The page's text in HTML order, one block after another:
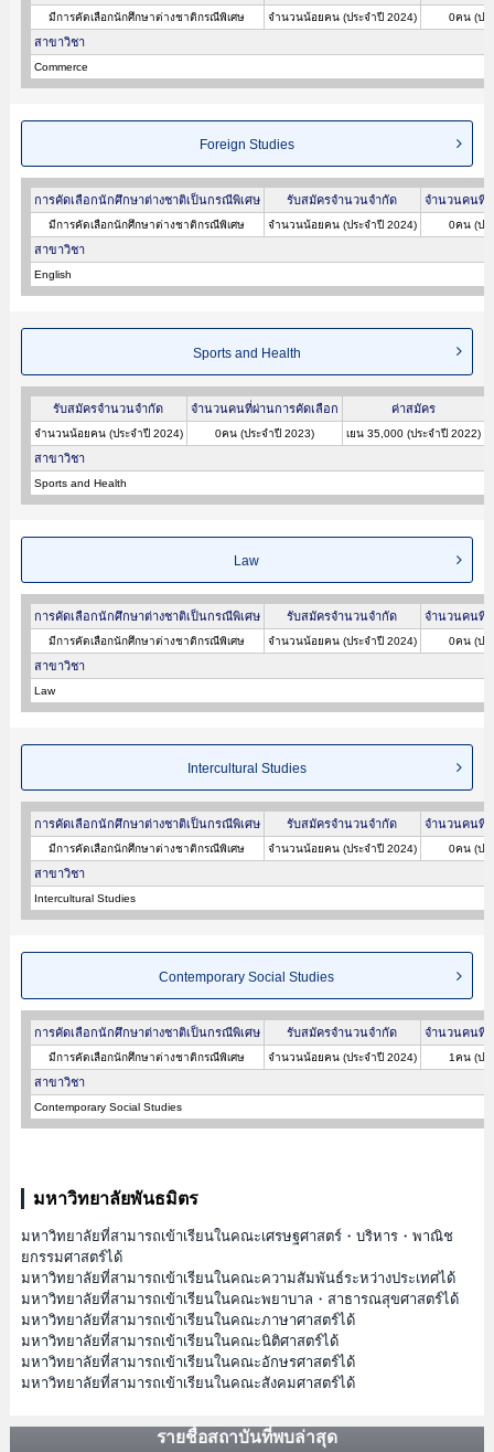
มีการคัดเลือกนักศึกษาต่างชาติกรณีพิเศษ จำนวนน้อยคน (ประจำปี 2024) 0คน (ปร
สาขาวิชา
Commerce
Foreign Studies
การคัดเลือกนักศึกษาต่างชาติเป็นกรณีพิเศษ รับสมัครจำนวนจำกัด จำนวนคนที่
มีการคัดเลือกนักศึกษาต่างชาติกรณีพิเศษ จำนวนน้อยคน (ประจำปี 2024) 0คน (ปร
สาขาวิชา
English
Sports and Health
รับสมัครจำนวนจำกัด จำนวนคนที่ผ่านการคัดเลือก ค่าสมัคร
จำนวนน้อยคน (ประจำปี 2024) 0คน (ประจำปี 2023) เยน 35,000 (ประจำปี 2022)
สาขาวิชา
Sports and Health
Law
การคัดเลือกนักศึกษาต่างชาติเป็นกรณีพิเศษ รับสมัครจำนวนจำกัด จำนวนคนที่
มีการคัดเลือกนักศึกษาต่างชาติกรณีพิเศษ จำนวนน้อยคน (ประจำปี 2024) 0คน (ปร
สาขาวิชา
Law
Intercultural Studies
การคัดเลือกนักศึกษาต่างชาติเป็นกรณีพิเศษ รับสมัครจำนวนจำกัด จำนวนคนที่
มีการคัดเลือกนักศึกษาต่างชาติกรณีพิเศษ จำนวนน้อยคน (ประจำปี 2024) 0คน (ปร
สาขาวิชา
Intercultural Studies
Contemporary Social Studies
การคัดเลือกนักศึกษาต่างชาติเป็นกรณีพิเศษ รับสมัครจำนวนจำกัด จำนวนคนที่
มีการคัดเลือกนักศึกษาต่างชาติกรณีพิเศษ จำนวนน้อยคน (ประจำปี 2024) 1คน (ปร
สาขาวิชา
Contemporary Social Studies
มหาวิทยาลัยพันธมิตร
มหาวิทยาลัยที่สามารถเข้าเรียนในคณะเศรษฐศาสตร์・บริหาร・พาณิช
ยกรรมศาสตร์ได้
มหาวิทยาลัยที่สามารถเข้าเรียนในคณะความสัมพันธ์ระหว่างประเทศได้
มหาวิทยาลัยที่สามารถเข้าเรียนในคณะพยาบาล・สาธารณสุขศาสตร์ได้
มหาวิทยาลัยที่สามารถเข้าเรียนในคณะภาษาศาสตร์ได้
มหาวิทยาลัยที่สามารถเข้าเรียนในคณะนิติศาสตร์ได้
มหาวิทยาลัยที่สามารถเข้าเรียนในคณะอักษรศาสตร์ได้
มหาวิทยาลัยที่สามารถเข้าเรียนในคณะสังคมศาสตร์ได้
รายชื่อสถาบันที่พบล่าสุด